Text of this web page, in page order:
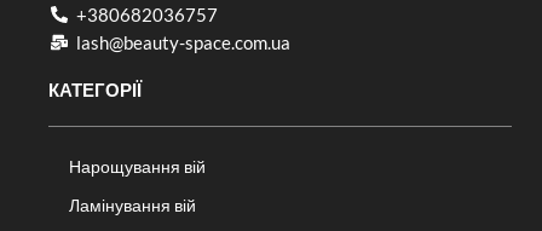
+380682036757​
lash@beauty-space.com.ua
КАТЕГОРІЇ
Нарощування вій
Ламінування вій